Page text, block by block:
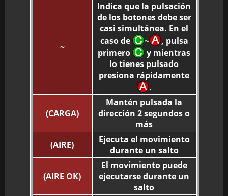
~
Indica que la pulsación
de los botones debe ser
casi simultánea. En el
caso de
~
, pulsa
primero
y mientras
lo tienes pulsado
presiona rápidamente
.
(CARGA)
Mantén pulsada la
dirección 2 segundos o
más
(AIRE)
Ejecuta el movimiento
durante un salto
(AIRE OK)
El movimiento puede
ejecutarse durante un
salto